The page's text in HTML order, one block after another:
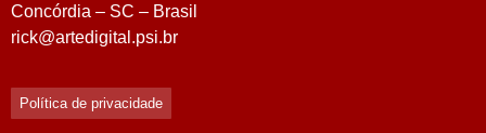
Concórdia – SC – Brasil
rick@artedigital.psi.br
Política de privacidade